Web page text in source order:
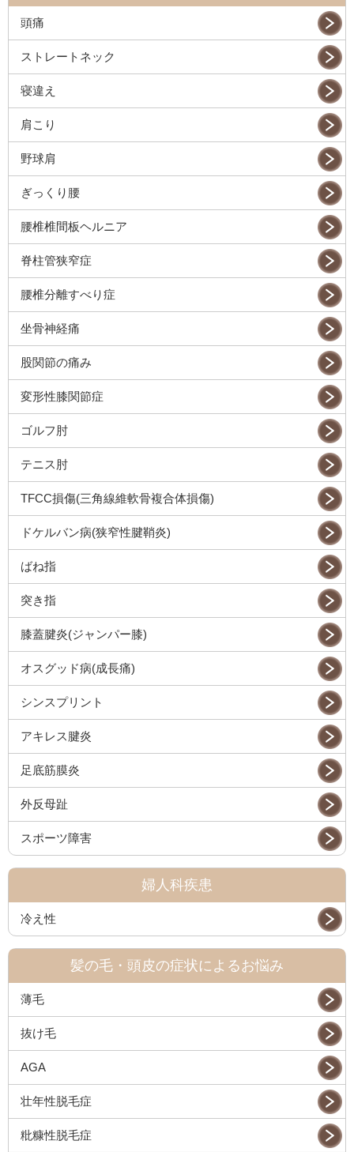
頭痛
ストレートネック
寝違え
肩こり
野球肩
ぎっくり腰
腰椎椎間板ヘルニア
脊柱管狭窄症
腰椎分離すべり症
坐骨神経痛
股関節の痛み
変形性膝関節症
ゴルフ肘
テニス肘
TFCC損傷(三角線維軟骨複合体損傷)
ドケルバン病(狭窄性腱鞘炎)
ばね指
突き指
膝蓋腱炎(ジャンパー膝)
オスグッド病(成長痛)
シンスプリント
アキレス腱炎
足底筋膜炎
外反母趾
スポーツ障害
婦人科疾患
冷え性
髪の毛・頭皮の症状によるお悩み
薄毛
抜け毛
AGA
壮年性脱毛症
粃糠性脱毛症